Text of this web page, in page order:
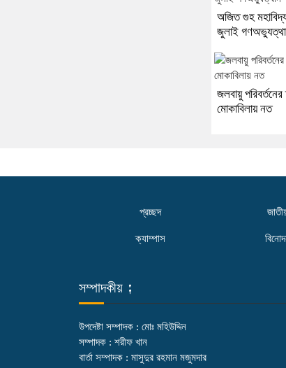
অজিত গুহ
জুলাই
জলবায়ু পরিবর্তনের
মোকাবিলায় নত
প্রচ্ছদ
ক্যাম্পাস
সম্পাদকীয় :
উপদেষ্টা সম্পাদক : মোঃ মহিউদ্দিন
সম্পাদক : শরীফ খান
বার্তা সম্পাদক : মাসুদুর রহমান মজুমদার